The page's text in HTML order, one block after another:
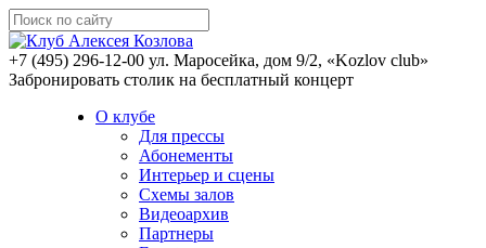
+7 (495) 296-12-00 ул. Маросейка, дом 9/2, «Kozlov club»
Забронировать столик на бесплатный концерт
О клубе
Для прессы
Абонементы
Интерьер и сцены
Схемы залов
Видеоархив
Партнеры